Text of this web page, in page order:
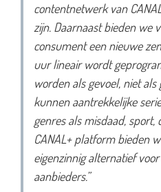
contentnetwerk van
zijn. Daarnaast bieden we
consument een nieuwe
uur lineair wordt
worden als gevoel, niet
kunnen aantrekkelijke
genres als misdaad,
CANAL+ platform bieden
eigenzinnig alternatief
aanbieders.”